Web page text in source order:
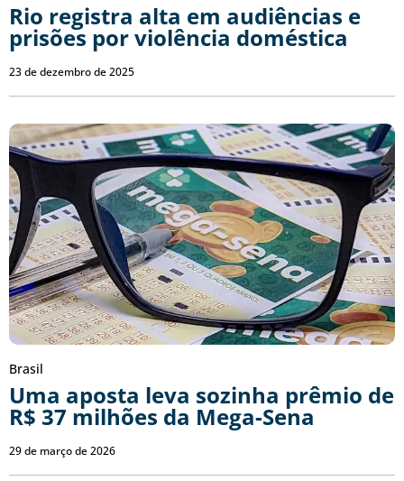
Rio registra alta em audiências e
prisões por violência doméstica
23 de dezembro de 2025
Brasil
Uma aposta leva sozinha prêmio de
R$ 37 milhões da Mega-Sena
29 de março de 2026